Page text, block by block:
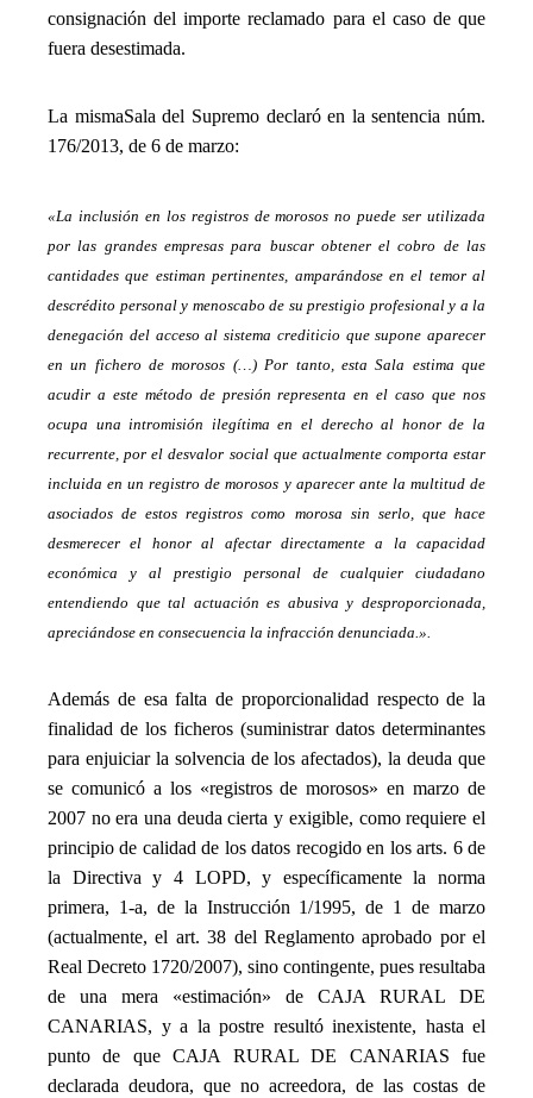
consignación del importe reclamado para el caso de que
fuera desestimada.
La mismaSaladel Supremo declaróen la sentencia núm.
176/2013, de 6 de marzo:
«La inclusión en los registros de morosos no puede ser utilizada
por las grandes empresas para buscar obtener el cobro de las
cantidades que estiman pertinentes, amparándose en el temor al
descrédito personal y menoscabo de su prestigio profesional y a la
denegación del acceso al sistema crediticio que supone aparecer
en un fichero de morosos (…) Por tanto, esta Sala estima que
acudir a este método de presión representa en el caso que nos
ocupa una intromisión ilegítima en el derecho al honor de la
recurrente, por el desvalor social que actualmente comporta estar
incluida en un registro de morosos y aparecer ante la multitud de
asociados de estos registros como morosa sin serlo, que hace
desmerecer el honor al afectar directamente a la capacidad
económica y al prestigio personal de cualquier ciudadano
entendiendo que tal actuación es abusiva y desproporcionada,
apreciándose en consecuencia la infracción denunciada.».
Además de esa falta de proporcionalidad respecto de la
finalidad de los ficheros (suministrar datos determinantes
para enjuiciar la solvencia de los afectados), la deuda que
se comunicó a los «registros de morosos» en marzo de
2007 no era una deuda cierta y exigible, como requiere el
principio de calidad de los datos recogido en los arts. 6 de
la Directiva y 4 LOPD, y específicamente la norma
primera, 1-a, de la Instrucción 1/1995, de 1 de marzo
(actualmente, el art. 38 del Reglamento aprobado por el
Real Decreto 1720/2007), sino contingente, pues resultaba
de una mera «estimación» de CAJA RURAL DE
CANARIAS, y a la postre resultó inexistente, hasta el
punto de que CAJA RURAL DE CANARIAS fue
declarada deudora, que no acreedora, de las costas de